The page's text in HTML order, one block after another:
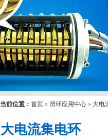
当前位置： 首页 » 滑环应用中心 » 大电
大电流集电环